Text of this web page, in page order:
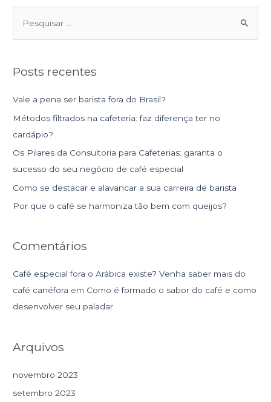
e
q
s
a
r
p
o
r
Posts recentes
Vale a pena ser barista fora do Brasil?
Métodos filtrados na cafeteria: faz diferença ter no
cardápio?
Os Pilares da Consultoria para Cafeterias: garanta o
sucesso do seu negócio de café especial
Como se destacar e alavancar a sua carreira de barista
Por que o café se harmoniza tão bem com queijos?
Comentários
Café especial fora o Arábica existe? Venha saber mais do
café canéfora em Como é formado o sabor do café e como
desenvolver seu paladar
Arquivos
novembro 2023
setembro 2023